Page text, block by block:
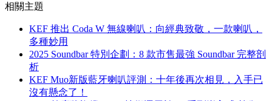
相關主題
KEF 推出 Coda W 無線喇叭：向經典致敬，一款喇叭，
多種妙用
2025 Soundbar 特別企劃：8 款市售最強 Soundbar 完整剖
析
KEF Muo新版藍牙喇叭評測：十年後再次相見，入手已
沒有懸念了！